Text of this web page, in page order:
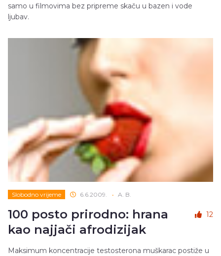
samo u filmovima bez pripreme skaču u bazen i vode
ljubav.
Slobodno vrijeme 6.6.2009. • A. B.
100 posto prirodno: hrana
kao najjači afrodizijak
12
Maksimum koncentracije testosterona muškarac postiže u